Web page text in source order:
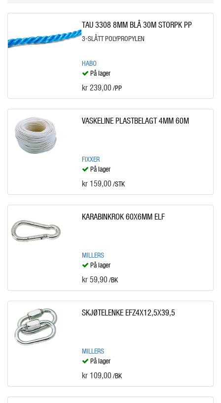
TAU 3308 8MM BLÅ 30M STORPK PP
3-SLÅTT POLYPROPYLEN
HABO
På lager
kr 239,00 /PP
VASKELINE PLASTBELAGT 4MM 60M
FIXXER
På lager
kr 159,00 /STK
KARABINKROK 60X6MM ELF
MILLERS
På lager
kr 59,90 /BK
SKJØTELENKE EFZ4X12,5X39,5
MILLERS
På lager
kr 109,00 /BK